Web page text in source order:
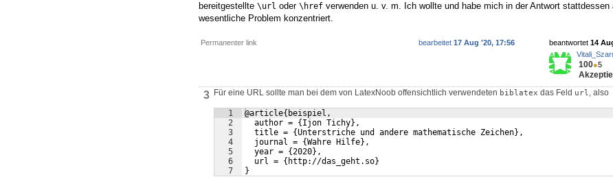
bereitgestellte \url oder \href verwenden u. v. m. Ich wollte und habe mich in der Antwort stattdessen
wesentliche Problem konzentriert.
Permanenter link beantwortet 14
100●5
bearbeitet 17 Aug '20, 17:56
3 Für eine URL sollte man bei dem von LatexNoob offensichtlich verwendeten biblatex das Feld url, also
1
2
3
4
5
6
7
@article{beispiel,
  author = {Ijon Tichy},
  title = {Unterstriche und andere mathematische Zeichen},
  journal = {Wahre Hilfe},
  year = {2020},
  url = {http://das_geht.so}
}